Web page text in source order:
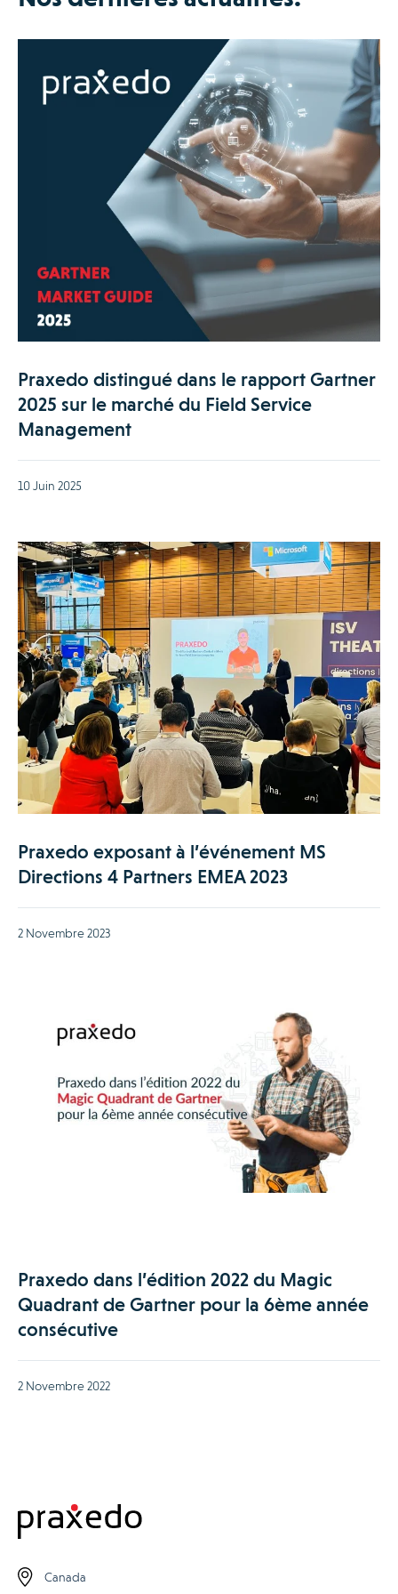
Praxedo distingué dans le rapport Gartner
2025 sur le marché du Field Service
Management
10 Juin 2025
Praxedo exposant à l’événement MS
Directions 4 Partners EMEA 2023
2 Novembre 2023
Praxedo dans l’édition 2022 du Magic
Quadrant de Gartner pour la 6ème année
consécutive
2 Novembre 2022
Canada